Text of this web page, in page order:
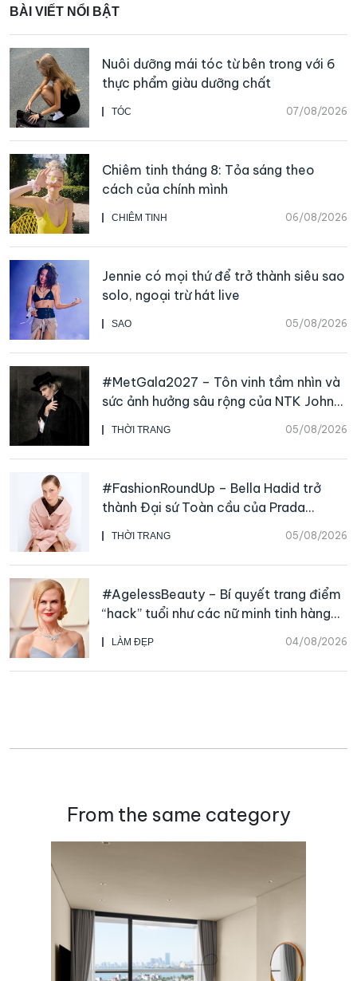
BÀI VIẾT NỔI BẬT
TÓC 07/08/2026
Nuôi dưỡng mái tóc từ bên trong với 6
thực phẩm giàu dưỡng chất
CHIÊM TINH 06/08/2026
Chiêm tinh tháng 8: Tỏa sáng theo
cách của chính mình
SAO 05/08/2026
Jennie có mọi thứ để trở thành siêu sao
solo, ngoại trừ hát live
THỜI TRANG 05/08/2026
#MetGala2027 – Tôn vinh tầm nhìn và
sức ảnh hưởng sâu rộng của NTK John
Galliano
THỜI TRANG 05/08/2026
#FashionRoundUp – Bella Hadid trở
thành Đại sứ Toàn cầu của Prada
Beauty, CHANEL mua lại Charvet
LÀM ĐẸP 04/08/2026
#AgelessBeauty – Bí quyết trang điểm
“hack” tuổi như các nữ minh tinh hàng
đầu
From the same category